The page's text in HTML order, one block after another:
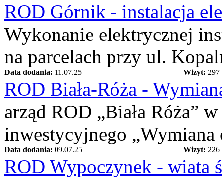
ROD Górnik - instalacja
Wykonanie elektrycznej
na parcelach przy ul.
Data dodania: 11.07.25 Wizyt: 297
ROD Biała-Róża -
arząd ROD „Biała Róża”
inwestycyjnego „Wymiana
Data dodania: 09.07.25 Wizyt: 226
ROD Wypoczynek - wiata